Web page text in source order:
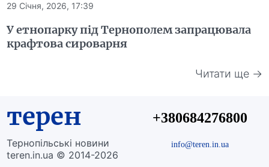
29 Січня, 2026, 17:39
У етнопарку під Тернополем запрацювала
крафтова сироварня
Читати ще →
терен
Тернопільські новини
teren.in.ua © 2014-2026
+380684276800
info@teren.in.ua